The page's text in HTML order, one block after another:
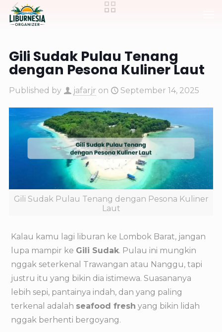
Gili Sudak Pulau Tenang
dengan Pesona Kuliner Laut
Published by jafarjr on September 14, 2025
Gili Sudak Pulau Tenang dengan Pesona Kuliner
Laut
Kalau kamu lagi liburan ke Lombok Barat, jangan
lupa mampir ke Gili Sudak. Pulau ini mungkin
nggak seterkenal Trawangan atau Nanggu, tapi
justru itu yang bikin dia istimewa. Suasananya
lebih sepi, pantainya indah, dan yang paling
terkenal adalah seafood fresh yang bikin lidah
nggak berhenti bergoyang.